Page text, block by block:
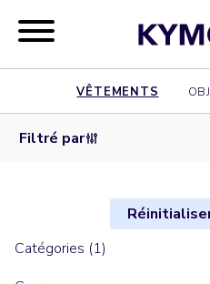
VÊTEMENTS
Filtré par
Catégories (1)